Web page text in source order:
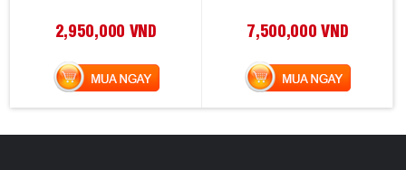
2,950,000 VND
MUA NGAY
7,500,000 VND
MUA NGAY